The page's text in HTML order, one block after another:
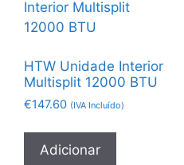
HTW Unidade Interior
Multisplit 12000 BTU
€147.60 (IVA Incluído)
Adicionar